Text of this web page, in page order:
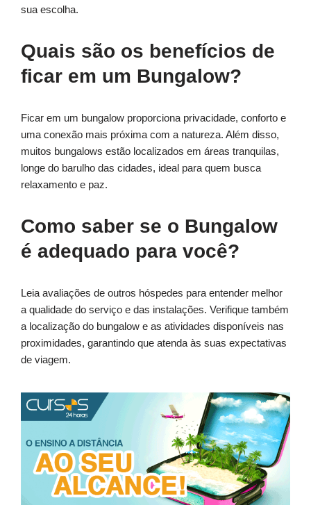
sua escolha.
Quais são os benefícios de
ficar em um Bungalow?
Ficar em um bungalow proporciona privacidade, conforto e
uma conexão mais próxima com a natureza. Além disso,
muitos bungalows estão localizados em áreas tranquilas,
longe do barulho das cidades, ideal para quem busca
relaxamento e paz.
Como saber se o Bungalow
é adequado para você?
Leia avaliações de outros hóspedes para entender melhor
a qualidade do serviço e das instalações. Verifique também
a localização do bungalow e as atividades disponíveis nas
proximidades, garantindo que atenda às suas expectativas
de viagem.